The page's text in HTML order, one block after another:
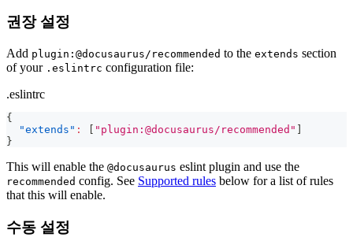
권장 설정
Add plugin:@docusaurus/recommended to the extends section
of your .eslintrc configuration file:
.eslintrc
{
"extends" : "plugin:@docusaurus/recommended"
}
This will enable the @docusaurus eslint plugin and use the
recommended config. See Supported rules below for a list of rules
that this will enable.
수동 설정